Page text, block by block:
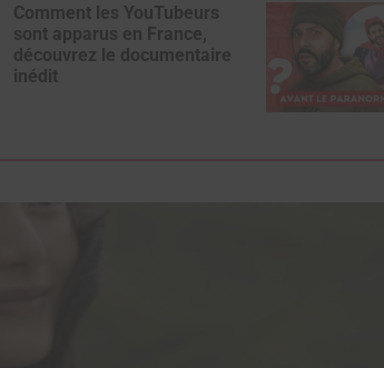
Comment les YouTubeurs
sont apparus en France,
découvrez le documentaire
inédit